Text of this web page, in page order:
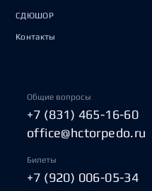
СДЮШОР
Контакты
Общие вопросы
+7 (831) 465-16-60
office@hctorpedo.ru
Билеты
+7 (920) 006-05-34